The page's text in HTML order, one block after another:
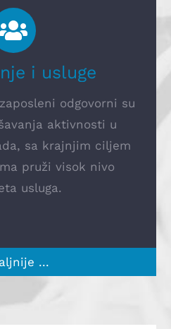
i usluge
odgovorni su
aktivnosti u
sa krajnjim ciljem
pruži visok nivo
usluga.
...